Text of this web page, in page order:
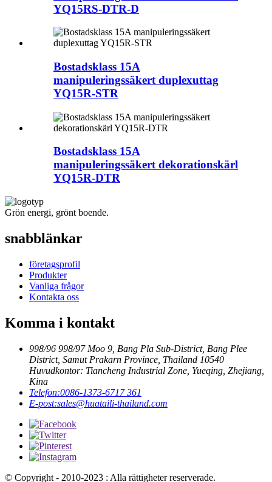
YQ15RS-DTR-D
Bostadsklass 15A
manipuleringssäkert duplexuttag
YQ15R-STR
Bostadsklass 15A
manipuleringssäkert dekorationskärl
YQ15R-DTR
Grön energi, grönt boende.
snabblänkar
företagsprofil
Produkter
Vanliga frågor
Kontakta oss
Komma i kontakt
998/96 998/97 Moo 9, Bang Pla Sub-District, Bang Plee
District, Samut Prakarn Province, Thailand 10540
Huvudkontor: Tiancheng Industrial Zone, Yueqing, Zhejiang,
Kina
Telefon:0086-1373-6717 361
E-post:sales@huataili-thailand.com
© Copyright - 2010-2023 : Alla rättigheter reserverade.